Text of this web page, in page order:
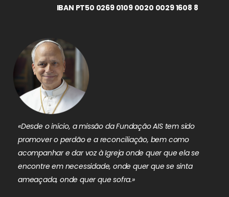
IBAN PT50 0269 0109 0020 0029 1608 8
«Desde o início, a missão da Fundação AIS tem sido
promover o perdão e a reconciliação, bem como
acompanhar e dar voz à Igreja onde quer que ela se
encontre em necessidade, onde quer que se sinta
ameaçada, onde quer que sofra.»